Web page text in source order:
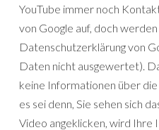
YouTube immer noch
von Google auf, doch
Datenschutzerklärung von
Daten nicht ausgewertet).
keine Informationen über
es sei denn, Sie sehen sich
Video angeklicken, wird Ihre